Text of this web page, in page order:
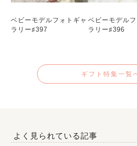
ベビーモデルフォトギャ
ラリー♯397
ベビーモデル
ラリー♯396
ギフト特集一覧
よく見られている記事